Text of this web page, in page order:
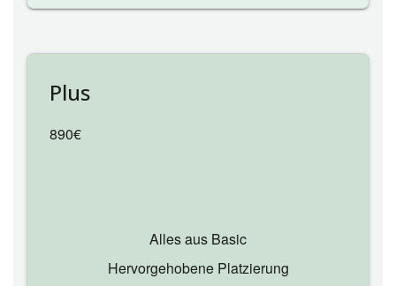
Plus
890€
Alles aus Basic
Hervorgehobene Platzierung